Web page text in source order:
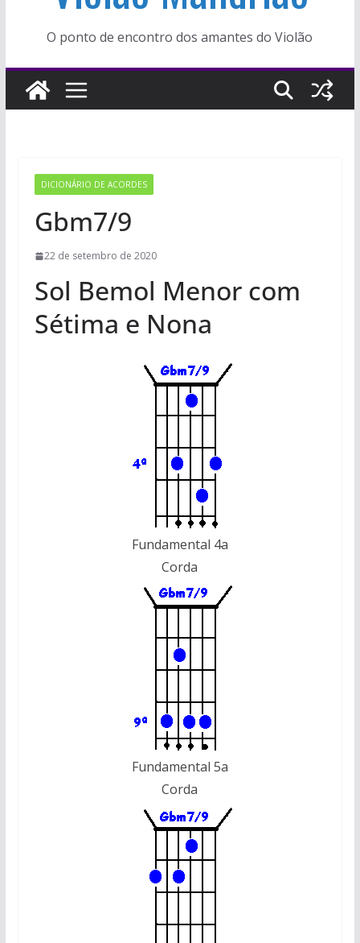
O ponto de encontro dos amantes do Violão
DICIONÁRIO DE ACORDES
Gbm7/9
22 de setembro de 2020
Sol Bemol Menor com
Sétima e Nona
Fundamental 4a
Corda
Fundamental 5a
Corda